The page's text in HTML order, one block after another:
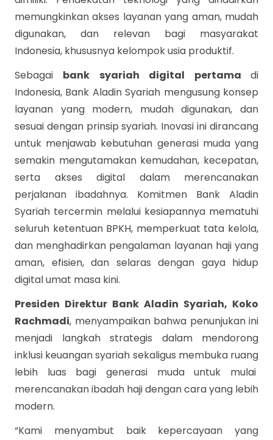
memungkinkan akses layanan yang aman, mudah
digunakan, dan relevan bagi masyarakat
Indonesia, khususnya kelompok usia produktif.
Sebagai bank syariah digital pertamadi
Indonesia, Bank Aladin Syariah mengusung konsep
layanan yang modern, mudah digunakan, dan
sesuai dengan prinsip syariah. Inovasi ini dirancang
untuk menjawab kebutuhan generasi muda yang
semakin mengutamakan kemudahan, kecepatan,
serta akses digital dalam merencanakan
perjalanan ibadahnya. Komitmen Bank Aladin
Syariah tercermin melalui kesiapannya mematuhi
seluruh ketentuan BPKH, memperkuat tata kelola,
dan menghadirkan pengalaman layanan haji yang
aman, efisien, dan selaras dengan gaya hidup
digital umat masa kini.
Presiden Direktur Bank Aladin Syariah, Koko
Rachmadi, menyampaikan bahwa penunjukan ini
menjadi langkah strategis dalam mendorong
inklusi keuangan syariah sekaligus membuka ruang
lebih luas bagi generasi muda untuk mulai
merencanakan ibadah haji dengan cara yang lebih
modern.
“Kami menyambut baik kepercayaan yang